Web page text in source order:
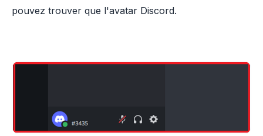
pouvez trouver que l'avatar Discord.